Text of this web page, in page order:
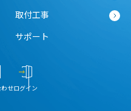
取付工事
サポート
せログイン